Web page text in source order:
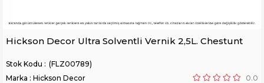
Hickson Decor Ultra Solventli Vernik 2,5L. Chestunt
(FLZ00789)
Marka : Hickson Decor 0.0